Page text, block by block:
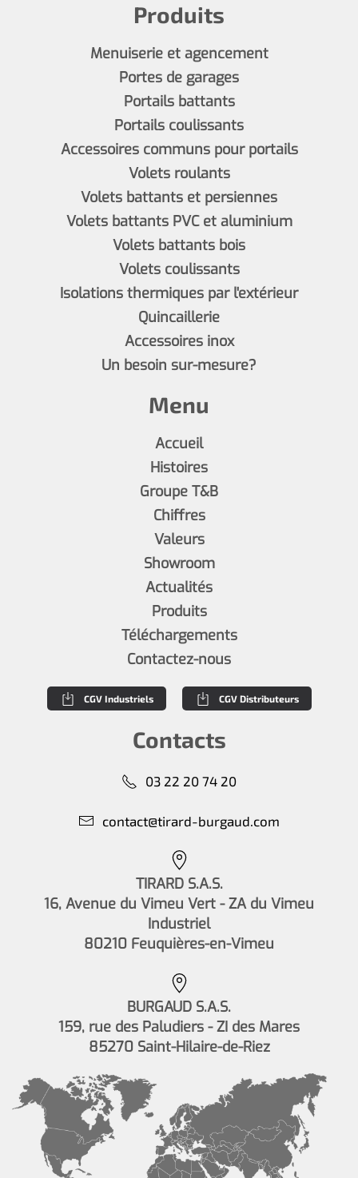
Produits
Menuiserie et agencement
Portes de garages
Portails battants
Portails coulissants
Accessoires communs pour portails
Volets roulants
Volets battants et persiennes
Volets battants PVC et aluminium
Volets battants bois
Volets coulissants
Isolations thermiques par l'extérieur
Quincaillerie
Accessoires inox
Un besoin sur-mesure?
Menu
Accueil
Histoires
Groupe T&B
Chiffres
Valeurs
Showroom
Actualités
Produits
Téléchargements
Contactez-nous
CGV Industriels CGV Distributeurs
Contacts
03 22 20 74 20
contact@tirard-burgaud.com
TIRARD S.A.S.
16, Avenue du Vimeu Vert - ZA du Vimeu
Industriel
80210 Feuquières-en-Vimeu
BURGAUD S.A.S.
159, rue des Paludiers - ZI des Mares
85270 Saint-Hilaire-de-Riez